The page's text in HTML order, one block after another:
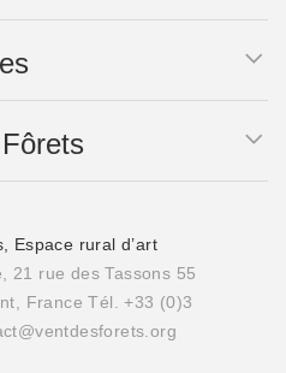
Espace rural d’art
21 rue des Tassons 55
France Tél. +33 (0)3